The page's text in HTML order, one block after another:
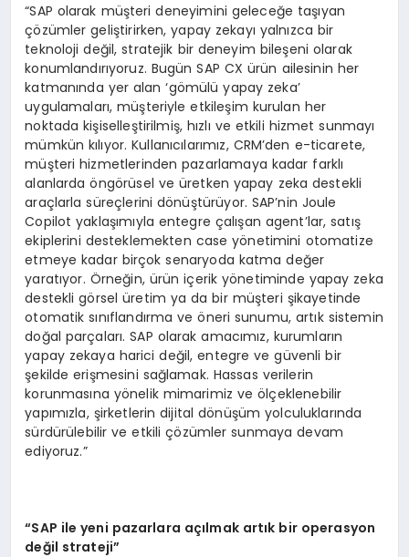
“SAP olarak müşteri deneyimini geleceğe taşıyan
çözümler geliştirirken, yapay zekayı yalnızca bir
teknoloji değil, stratejik bir deneyim bileşeni olarak
konumlandırıyoruz. Bugün SAP CX ürün ailesinin her
katmanında yer alan ‘gömülü yapay zeka’
uygulamaları, müşteriyle etkileşim kurulan her
noktada kişiselleştirilmiş, hızlı ve etkili hizmet sunmayı
mümkün kılıyor. Kullanıcılarımız, CRM’den e-ticarete,
müşteri hizmetlerinden pazarlamaya kadar farklı
alanlarda öngörüsel ve üretken yapay zeka destekli
araçlarla süreçlerini dönüştürüyor. SAP’nin Joule
Copilot yaklaşımıyla entegre çalışan agent’lar, satış
ekiplerini desteklemekten case yönetimini otomatize
etmeye kadar birçok senaryoda katma değer
yaratıyor. Örneğin, ürün içerik yönetiminde yapay zeka
destekli görsel üretim ya da bir müşteri şikayetinde
otomatik sınıflandırma ve öneri sunumu, artık sistemin
doğal parçaları. SAP olarak amacımız, kurumların
yapay zekaya harici değil, entegre ve güvenli bir
şekilde erişmesini sağlamak. Hassas verilerin
korunmasına yönelik mimarimiz ve ölçeklenebilir
yapımızla, şirketlerin dijital dönüşüm yolculuklarında
sürdürülebilir ve etkili çözümler sunmaya devam
ediyoruz.”
“SAP ile yeni pazarlara açılmak artık bir operasyon
değil strateji”